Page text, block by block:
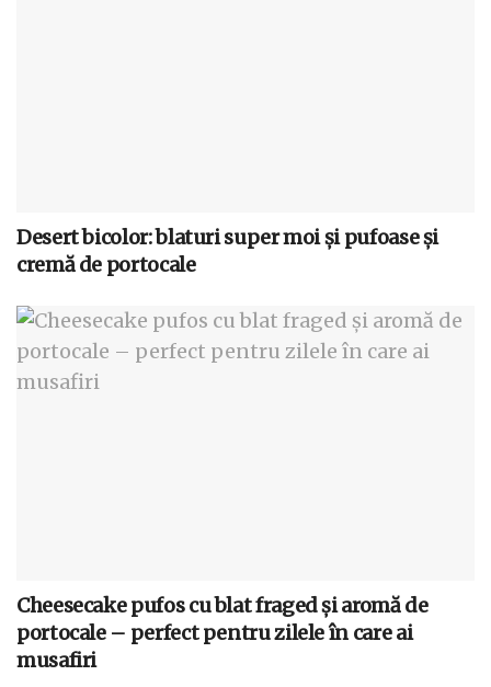
Desert bicolor: blaturi super moi și pufoase și
cremă de portocale
Cheesecake pufos cu blat fraged și aromă de
portocale – perfect pentru zilele în care ai
musafiri